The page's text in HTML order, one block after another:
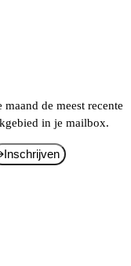
de meest recente
in je mailbox.
Inschrijven